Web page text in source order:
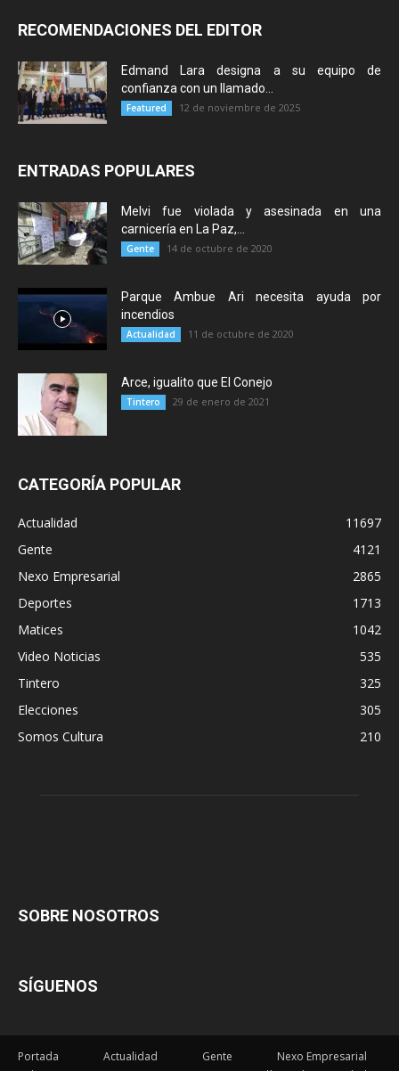
RECOMENDACIONES DEL EDITOR
Edmand Lara designa a su equipo de
confianza con un llamado...
Featured 12 de noviembre de 2025
ENTRADAS POPULARES
Melvi fue violada y asesinada en una
carnicería en La Paz,...
Gente 14 de octubre de 2020
Parque Ambue Ari necesita ayuda por
incendios
Actualidad 11 de octubre de 2020
Arce, igualito que El Conejo
Tintero 29 de enero de 2021
CATEGORÍA POPULAR
Actualidad
11697
Gente
4121
Nexo Empresarial
2865
Deportes
1713
Matices
1042
Video Noticias
535
Tintero
325
Elecciones
305
Somos Cultura
210
SOBRE NOSOTROS
SÍGUENOS
Portada Actualidad Gente
Nexo Empresarial